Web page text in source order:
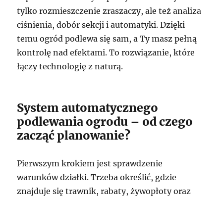
tylko rozmieszczenie zraszaczy, ale też analiza
ciśnienia, dobór sekcji i automatyki. Dzięki
temu ogród podlewa się sam, a Ty masz pełną
kontrolę nad efektami. To rozwiązanie, które
łączy technologię z naturą.
System automatycznego
podlewania ogrodu – od czego
zacząć planowanie?
Pierwszym krokiem jest sprawdzenie
warunków działki. Trzeba określić, gdzie
znajduje się trawnik, rabaty, żywopłoty oraz